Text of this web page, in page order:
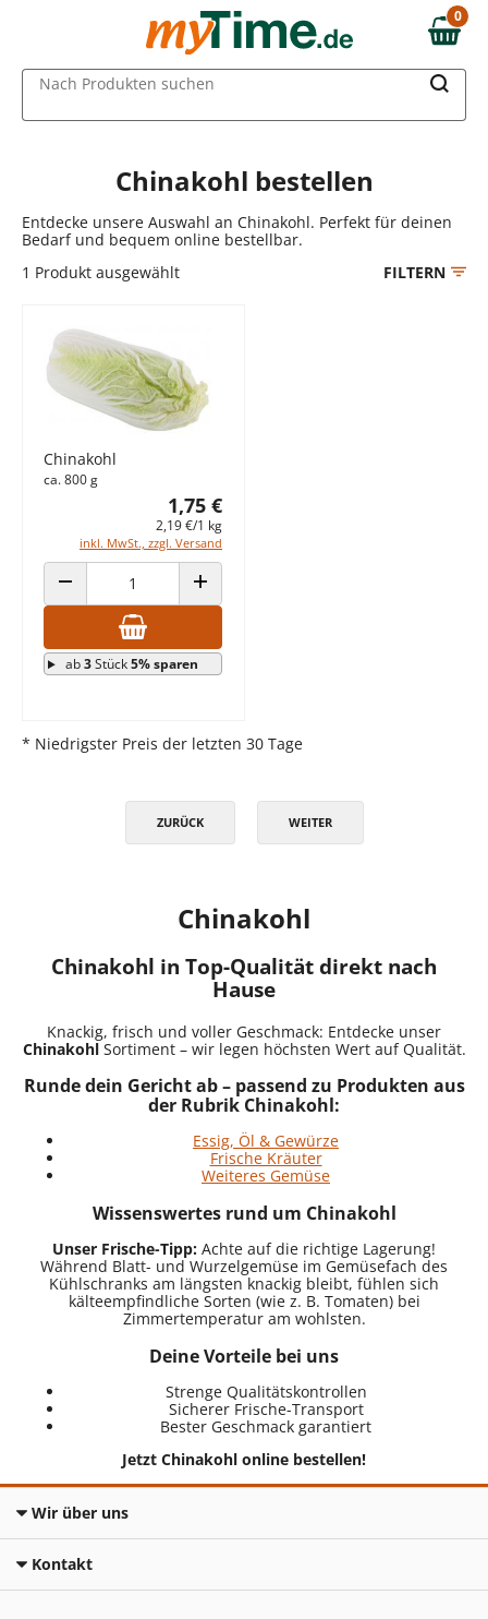
Zum Hauptinhalt springen
Zur Navigation springen
Zur Suche springen
0,00 €
0
Nach Produkten suchen
Chinakohl bestellen
Entdecke unsere Auswahl an Chinakohl. Perfekt für deinen
Bedarf und bequem online bestellbar.
1 Produkt ausgewählt FILTERN
Chinakohl
ca. 800 g
1,75 €
2,19 €/1 kg
inkl. MwSt., zzgl. Versand
ANZAHL VERRINGERN ANZAHL ERHÖHEN
ab3Stück5% sparen
* Niedrigster Preis der letzten 30 Tage
ZURÜCK WEITER
Chinakohl
Chinakohl in Top-Qualität direkt nach
Hause
Knackig, frisch und voller Geschmack: Entdecke unser
ChinakohlSortiment – wir legen höchsten Wert auf Qualität.
Runde dein Gericht ab – passend zu Produkten aus
der Rubrik Chinakohl:
Essig, Öl & Gewürze
Frische Kräuter
Weiteres Gemüse
Wissenswertes rund um Chinakohl
Unser Frische-Tipp: Achte auf die richtige Lagerung!
Während Blatt- und Wurzelgemüse im Gemüsefach des
Kühlschranks am längsten knackig bleibt, fühlen sich
kälteempfindliche Sorten (wie z. B. Tomaten) bei
Zimmertemperatur am wohlsten.
Deine Vorteile bei uns
Strenge Qualitätskontrollen
Sicherer Frische-Transport
Bester Geschmack garantiert
Jetzt Chinakohl online bestellen!
Wir über uns
Kontakt